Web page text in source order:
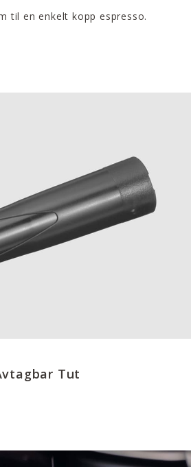
til en enkelt kopp espresso.
Tut